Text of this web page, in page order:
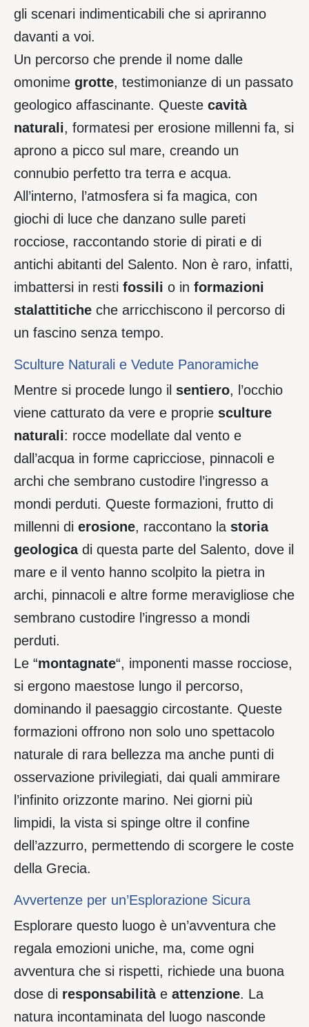
gli scenari indimenticabili che si apriranno
davanti a voi.
Un percorso che prende il nome dalle
omonime grotte, testimonianze di un passato
geologico affascinante. Queste cavità
naturali, formatesi per erosione millenni fa, si
aprono a picco sul mare, creando un
connubio perfetto tra terra e acqua.
All’interno, l’atmosfera si fa magica, con
giochi di luce che danzano sulle pareti
rocciose, raccontando storie di pirati e di
antichi abitanti del Salento. Non è raro, infatti,
imbattersi in resti fossili o in formazioni
stalattitiche che arricchiscono il percorso di
un fascino senza tempo.
Sculture Naturali e Vedute Panoramiche
Mentre si procede lungo il sentiero, l’occhio
viene catturato da vere e proprie sculture
naturali: rocce modellate dal vento e
dall’acqua in forme capricciose, pinnacoli e
archi che sembrano custodire l’ingresso a
mondi perduti. Queste formazioni, frutto di
millenni di erosione, raccontano la storia
geologicadi questa parte del Salento, dove il
mare e il vento hanno scolpito la pietra in
archi, pinnacoli e altre forme meravigliose che
sembrano custodire l’ingresso a mondi
perduti.
Le “montagnate“, imponenti masse rocciose,
si ergono maestose lungo il percorso,
dominando il paesaggio circostante. Queste
formazioni offrono non solo uno spettacolo
naturale di rara bellezza ma anche punti di
osservazione privilegiati, dai quali ammirare
l’infinito orizzonte marino. Nei giorni più
limpidi, la vista si spinge oltre il confine
dell’azzurro, permettendo di scorgere le coste
della Grecia.
Avvertenze per un’Esplorazione Sicura
Esplorare questo luogo è un’avventura che
regala emozioni uniche, ma, come ogni
avventura che si rispetti, richiede una buona
dose di responsabilitàe attenzione. La
natura incontaminata del luogo nasconde